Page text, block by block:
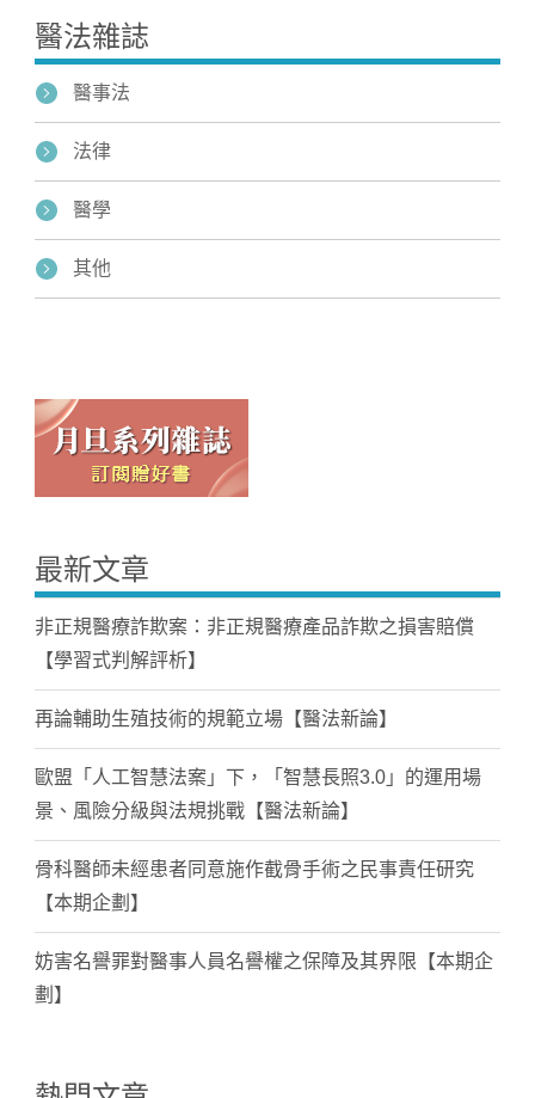
醫法雜誌
醫事法
法律
醫學
其他
最新文章
非正規醫療詐欺案：非正規醫療產品詐欺之損害賠償
【學習式判解評析】
再論輔助生殖技術的規範立場【醫法新論】
歐盟「人工智慧法案」下，「智慧長照3.0」的運用場
景、風險分級與法規挑戰【醫法新論】
骨科醫師未經患者同意施作截骨手術之民事責任研究
【本期企劃】
妨害名譽罪對醫事人員名譽權之保障及其界限【本期企
劃】